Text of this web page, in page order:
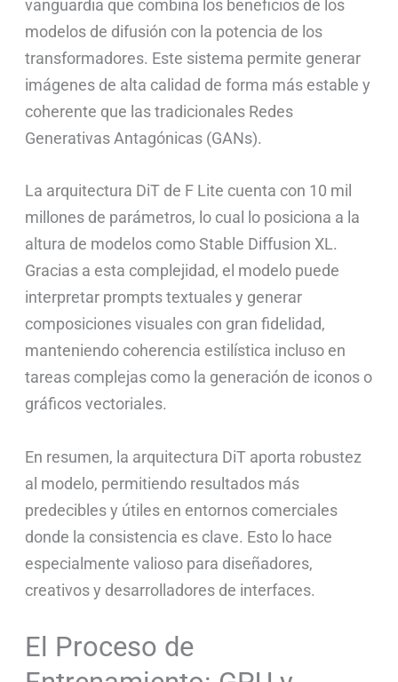
vanguardia que combina los beneficios de los
modelos de difusión con la potencia de los
transformadores. Este sistema permite generar
imágenes de alta calidad de forma más estable y
coherente que las tradicionales Redes
Generativas Antagónicas (GANs).
La arquitectura DiT de F Lite cuenta con 10 mil
millones de parámetros, lo cual lo posiciona a la
altura de modelos como Stable Diffusion XL.
Gracias a esta complejidad, el modelo puede
interpretar prompts textuales y generar
composiciones visuales con gran fidelidad,
manteniendo coherencia estilística incluso en
tareas complejas como la generación de iconos o
gráficos vectoriales.
En resumen, la arquitectura DiT aporta robustez
al modelo, permitiendo resultados más
predecibles y útiles en entornos comerciales
donde la consistencia es clave. Esto lo hace
especialmente valioso para diseñadores,
creativos y desarrolladores de interfaces.
El Proceso de